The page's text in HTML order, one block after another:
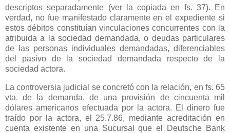
descriptos separadamente (ver la copiada en fs. 37). En
verdad, no fue manifestado claramente en el expediente si
estos débitos constituían vinculaciones concurrentes con la
atribuida a la sociedad demandada, o deudas particulares
de las personas individuales demandadas, diferenciables
del pasivo de la sociedad demandada respecto de la
sociedad actora.
La controversia judicial se concretó con la relación, en fs. 65
vta. de la demanda, de una provisión de cincuenta mil
dólares americanos efectuada por la actora. El dinero fue
traído por la actora, el 25.7.86, mediante acreditación en
cuenta existente en una Sucursal que el Deutsche Bank